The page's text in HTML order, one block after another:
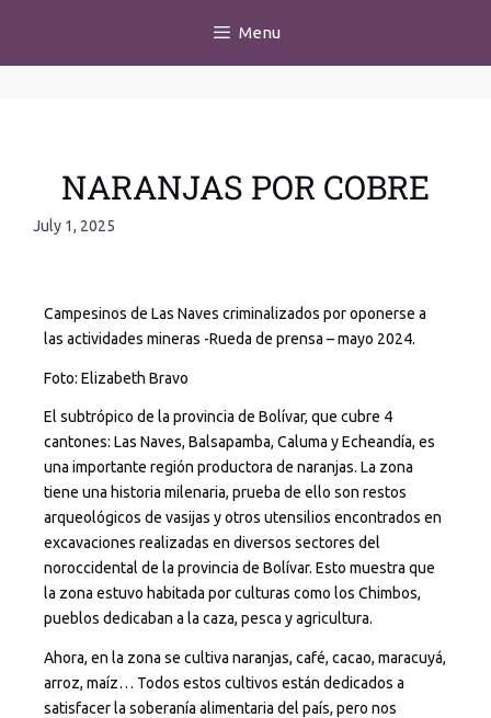
Menu
NARANJAS POR COBRE
July 1, 2025
Campesinos de Las Naves criminalizados por oponerse a
las actividades mineras -Rueda de prensa – mayo 2024.
Foto: Elizabeth Bravo
El subtrópico de la provincia de Bolívar, que cubre 4
cantones: Las Naves, Balsapamba, Caluma y Echeandía, es
una importante región productora de naranjas. La zona
tiene una historia milenaria, prueba de ello son restos
arqueológicos de vasijas y otros utensilios encontrados en
excavaciones realizadas en diversos sectores del
noroccidental de la provincia de Bolívar. Esto muestra que
la zona estuvo habitada por culturas como los Chimbos,
pueblos dedicaban a la caza, pesca y agricultura.
Ahora, en la zona se cultiva naranjas, café, cacao, maracuyá,
arroz, maíz… Todos estos cultivos están dedicados a
satisfacer la soberanía alimentaria del país, pero nos